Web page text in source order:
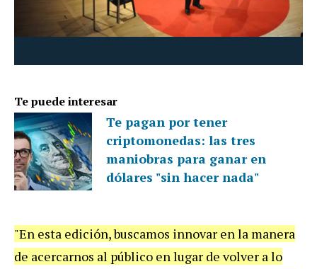
Te puede interesar
Te pagan por tener
criptomonedas: las tres
maniobras para ganar en
dólares "sin hacer nada"
"En esta edición, buscamos innovar en la manera
de acercarnos al público en lugar de volver a lo